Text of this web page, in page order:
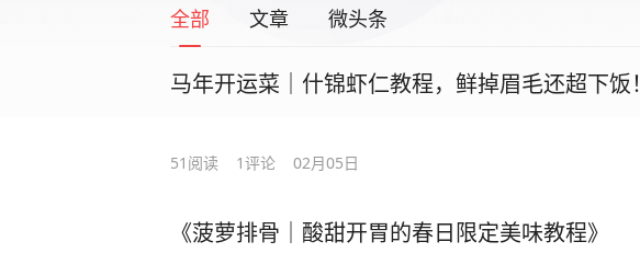
全部 文章 微头条
马年开运菜｜什锦虾仁教程，鲜掉眉毛还超下饭！
51 阅读 1评论 02月05日
《菠萝排骨｜酸甜开胃的春日限定美味教程》